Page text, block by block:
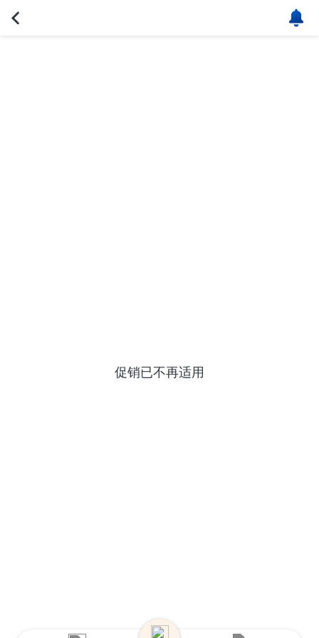
促销已不再适用